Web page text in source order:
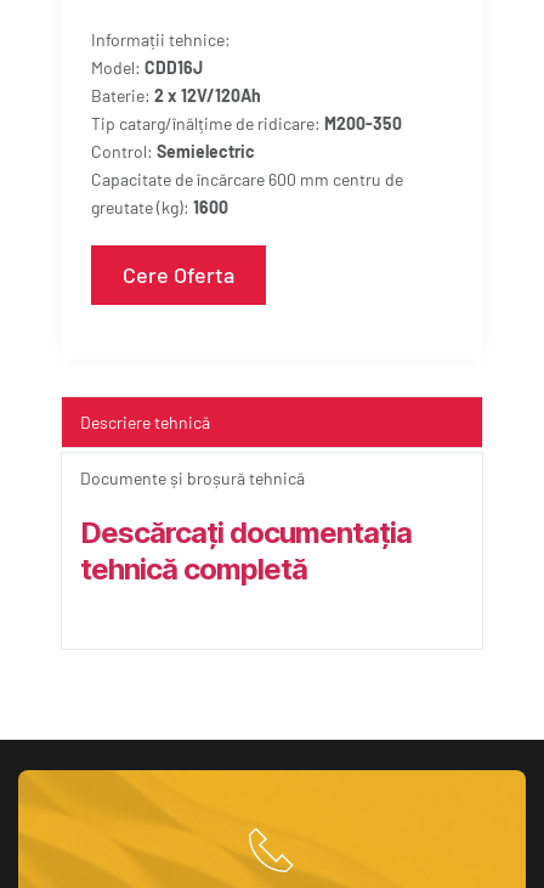
Informații tehnice:
Model: CDD16J
Baterie: 2 x 12V/120Ah
Tip catarg/înălțime de ridicare: M200-350
Control: Semielectric
Capacitate de încărcare 600 mm centru de
greutate (kg): 1600
Cere Oferta
Descriere tehnică
Documente și broșură tehnică
Descărcați documentația
tehnică completă